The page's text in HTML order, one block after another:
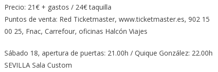
Precio: 21€ + gastos / 24€ taquilla
Puntos de venta: Red Ticketmaster, www.ticketmaster.es, 902 15
00 25, Fnac, Carrefour, oficinas Halcón Viajes
Sábado 18, apertura de puertas: 21.00h / Quique González: 22.00h
SEVILLA Sala Custom